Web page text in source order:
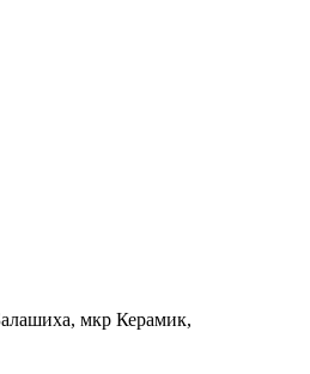
мкр Керамик,